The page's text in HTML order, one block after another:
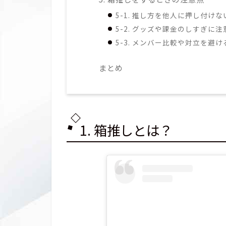
5-1. 推し方を他人に押し付けな
5-2. グッズや課金のしすぎに注
5-3. メンバー比較や対立を避け
まとめ
1. 箱推しとは？